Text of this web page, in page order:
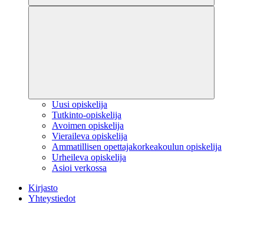
Uusi opiskelija
Tutkinto-opiskelija
Avoimen opiskelija
Vieraileva opiskelija
Ammatillisen opettajakorkeakoulun opiskelija
Urheileva opiskelija
Asioi verkossa
Kirjasto
Yhteystiedot